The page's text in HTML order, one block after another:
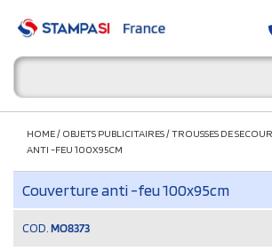
HOME/ OBJETS PUBLICITAIRES/TROUSSES DE
ANTI -FEU 100X95CM
Couverture anti -feu 100x95cm
COD. MO8373